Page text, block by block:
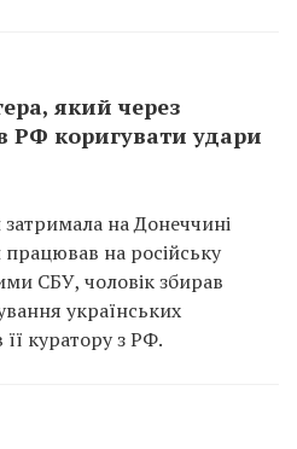
який через
РФ коригувати удари
на Донеччині
на російську
СБУ, чоловік збирав
українських
куратору з РФ.